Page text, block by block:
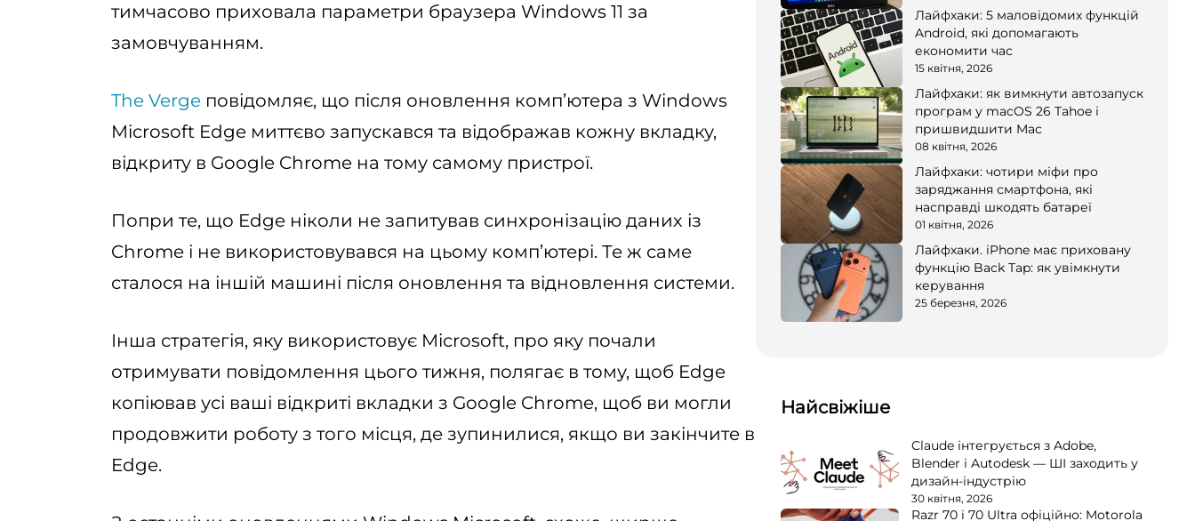
тимчасово приховала параметри браузера Windows 11 за
замовчуванням.
The Verge повідомляє, що після оновлення комп’ютера з Windows
Microsoft Edge миттєво запускався та відображав кожну вкладку,
відкриту в Google Chrome на тому самому пристрої.
Попри те, що Edge ніколи не запитував синхронізацію даних із
Chrome і не використовувався на цьому комп’ютері. Те ж саме
сталося на іншій машині після оновлення та відновлення системи.
Інша стратегія, яку використовує Microsoft, про яку почали
отримувати повідомлення цього тижня, полягає в тому, щоб Edge
копіював усі ваші відкриті вкладки з Google Chrome, щоб ви могли
продовжити роботу з того місця, де зупинилися, якщо ви закінчите в
Edge.
Лайфхаки: 5 маловідомих функцій
Android, які допомагають
економити час
15 квітня, 2026
Лайфхаки: як вимкнути автозапуск
програм у macOS 26 Tahoe і
пришвидшити Mac
08 квітня, 2026
Лайфхаки: чотири міфи про
заряджання смартфона, які
насправді шкодять батареї
01 квітня, 2026
Лайфхаки. iPhone має приховану
функцію Back Tap: як увімкнути
керування
25 березня, 2026
Найсвіжіше
Claude інтегрується з Adobe,
Blender і Autodesk — ШІ заходить у
дизайн-індустрію
30 квітня, 2026
Razr 70 і 70 Ultra офіційно: Motorola